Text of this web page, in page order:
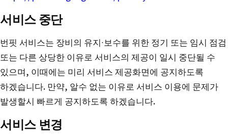
서비스 중단
번핏 서비스는 장비의 유지∙보수를 위한 정기 또는 임시 점검
또는 다른 상당한 이유로 서비스의 제공이 일시 중단될 수
있으며, 이때에는 미리 서비스 제공화면에 공지하도록
하겠습니다. 만약, 알수 없는 이유로 서비스 이용에 문제가
발생할시 빠르게 공지하도록 하겠습니다.
서비스 변경